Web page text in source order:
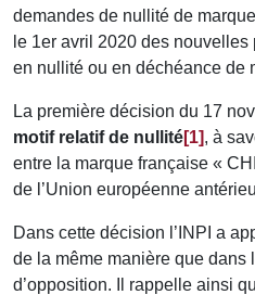
demandes de nullité de
le 1er avril 2020 des
en nullité ou en déchéance de
La première décision du 17
motif relatif de nullité[1], à
entre la marque française «
de l’Union européenne
Dans cette décision l’INPI a
de la même manière que dans
d’opposition. Il rappelle ainsi